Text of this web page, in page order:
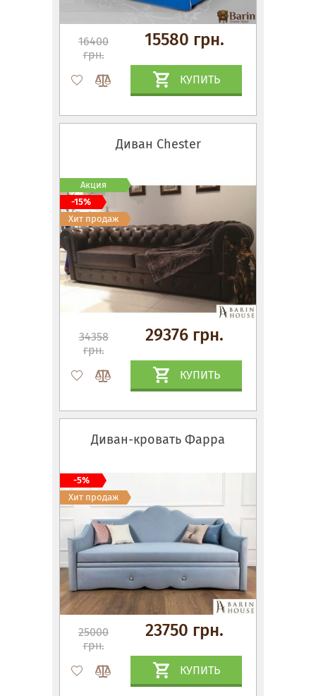
16400
грн.
15580 грн.
КУПИТЬ
Диван Chester
34358
грн.
29376 грн.
КУПИТЬ
Акция
-15%
Хит продаж
Диван-кровать Фарра
25000
грн.
23750 грн.
КУПИТЬ
-5%
Хит продаж